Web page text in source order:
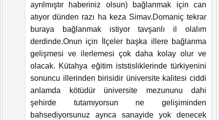
ayrılmıştır haberiniz olsun) bağlanmak için can
atıyor dünden razı ha keza Simav.Domaniç tekrar
buraya bağlanmak istiyor tavşanlı il olalım
derdinde.Onun için İlçeler başka illere bağlanma
gelişmesi ve ilerlemesi çok daha kolay olur ve
olacak. Kütahya eğitim iststisliklerinde türkiyenini
sonuncu illerinden birisidir üniversite kalitesi ciddi
anlamda kötüdür üniversite mezununu dahi
şehirde tutamıyorsun ne gelişiminden
bahsediyorsunuz ayrıca sanayide yok denecek